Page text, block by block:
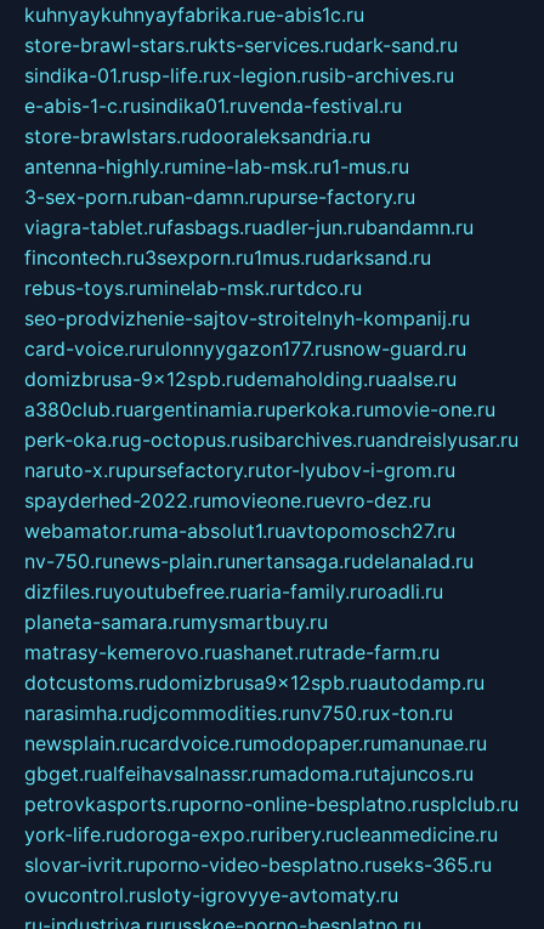
kuhnyaykuhnyayfabrika.rue-abis1c.ru
store-brawl-stars.rukts-services.rudark-sand.ru
sindika-01.rusp-life.rux-legion.rusib-archives.ru
e-abis-1-c.rusindika01.ruvenda-festival.ru
store-brawlstars.rudooraleksandria.ru
antenna-highly.rumine-lab-msk.ru1-mus.ru
3-sex-porn.ruban-damn.rupurse-factory.ru
viagra-tablet.rufasbags.ruadler-jun.rubandamn.ru
fincontech.ru3sexporn.ru1mus.rudarksand.ru
rebus-toys.ruminelab-msk.rurtdco.ru
seo-prodvizhenie-sajtov-stroitelnyh-kompanij.ru
card-voice.rurulonnyygazon177.rusnow-guard.ru
domizbrusa-9x12spb.rudemaholding.ruaalse.ru
a380club.ruargentinamia.ruperkoka.rumovie-one.ru
perk-oka.rug-octopus.rusibarchives.ruandreislyusar.ru
naruto-x.rupursefactory.rutor-lyubov-i-grom.ru
spayderhed-2022.rumovieone.ruevro-dez.ru
webamator.ruma-absolut1.ruavtopomosch27.ru
nv-750.runews-plain.runertansaga.rudelanalad.ru
dizfiles.ruyoutubefree.ruaria-family.ruroadli.ru
planeta-samara.rumysmartbuy.ru
matrasy-kemerovo.ruashanet.rutrade-farm.ru
dotcustoms.rudomizbrusa9x12spb.ruautodamp.ru
narasimha.rudjcommodities.runv750.rux-ton.ru
newsplain.rucardvoice.rumodopaper.rumanunae.ru
gbget.rualfeihavsalnassr.rumadoma.rutajuncos.ru
petrovkasports.ruporno-online-besplatno.rusplclub.ru
york-life.rudoroga-expo.ruribery.rucleanmedicine.ru
slovar-ivrit.ruporno-video-besplatno.ruseks-365.ru
ovucontrol.rusloty-igrovyye-avtomaty.ru